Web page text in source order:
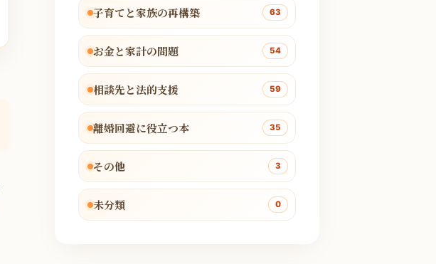
子育てと家族の再構築 63
お金と家計の問題 54
相談先と法的支援 59
離婚回避に役立つ本 35
その他 3
未分類 0